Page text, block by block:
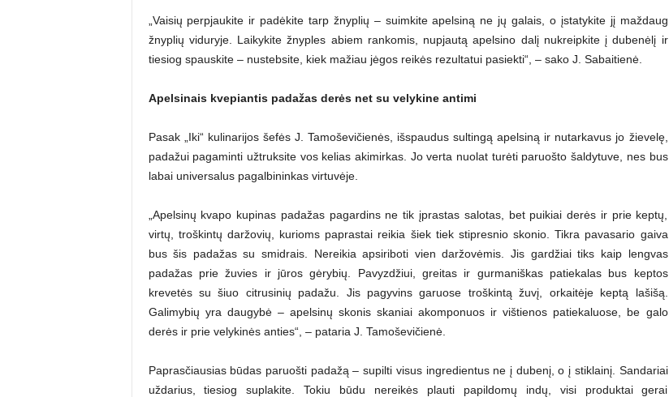
„Vaisių perpjaukite ir padėkite tarp žnyplių – suimkite apelsiną ne jų galais, o įstatykite jį maždaug
žnyplių viduryje. Laikykite žnyples abiem rankomis, nupjautą apelsino dalį nukreipkite į dubenėlį ir
tiesiog spauskite – nustebsite, kiek mažiau jėgos reikės rezultatui pasiekti“, – sako J. Sabaitienė.
Apelsinais kvepiantis padažas derės net su velykine antimi
Pasak „Iki“ kulinarijos šefės J. Tamoševičienės, išspaudus sultingą apelsiną ir nutarkavus jo žievelę,
padažui pagaminti užtruksite vos kelias akimirkas. Jo verta nuolat turėti paruošto šaldytuve, nes bus
labai universalus pagalbininkas virtuvėje.
„Apelsinų kvapo kupinas padažas pagardins ne tik įprastas salotas, bet puikiai derės ir prie keptų,
virtų, troškintų daržovių, kurioms paprastai reikia šiek tiek stipresnio skonio. Tikra pavasario gaiva
bus šis padažas su smidrais. Nereikia apsiriboti vien daržovėmis. Jis gardžiai tiks kaip lengvas
padažas prie žuvies ir jūros gėrybių. Pavyzdžiui, greitas ir gurmaniškas patiekalas bus keptos
krevetės su šiuo citrusinių padažu. Jis pagyvins garuose troškintą žuvį, orkaitėje keptą lašišą.
Galimybių yra daugybė – apelsinų skonis skaniai akomponuos ir vištienos patiekaluose, be galo
derės ir prie velykinės anties“, – pataria J. Tamoševičienė.
Paprasčiausias būdas paruošti padažą – supilti visus ingredientus ne į dubenį, o į stiklainį. Sandariai
uždarius, tiesiog suplakite. Tokiu būdu nereikės plauti papildomų indų, visi produktai gerai